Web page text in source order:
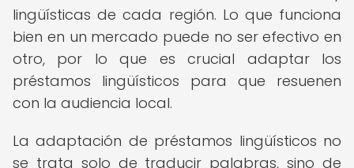
lingüísticas de cada región. Lo que funciona
bien en un mercado puede no ser efectivo en
otro, por lo que es crucial adaptar los
préstamos lingüísticos para que resuenen
con la audiencia local.
La adaptación de préstamos lingüísticos no
se trata solo de traducir palabras, sino de